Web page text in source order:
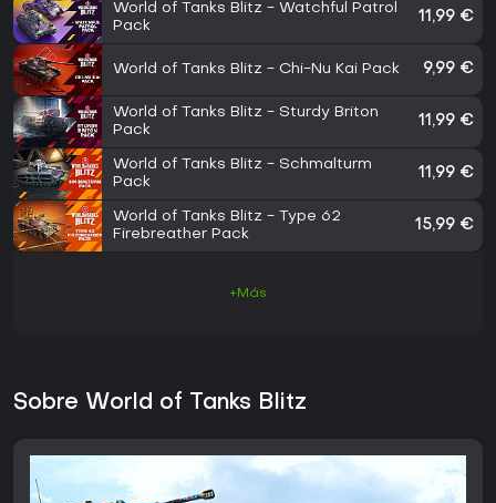
World of Tanks Blitz - Watchful Patrol
Pack
11,99 €
World of Tanks Blitz - Chi-Nu Kai Pack 9,99 €
World of Tanks Blitz - Sturdy Briton
Pack
11,99 €
World of Tanks Blitz - Schmalturm
Pack
11,99 €
World of Tanks Blitz - Type 62
Firebreather Pack
15,99 €
+Más
Sobre World of Tanks Blitz